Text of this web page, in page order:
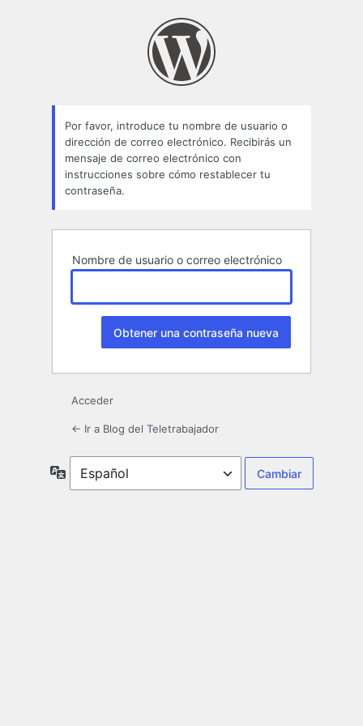
Por favor, introduce tu nombre de usuario o
dirección de correo electrónico. Recibirás un
mensaje de correo electrónico con
instrucciones sobre cómo restablecer tu
contraseña.
Nombre de usuario o correo electrónico
Acceder
← Ir a Blog del Teletrabajador
Idioma